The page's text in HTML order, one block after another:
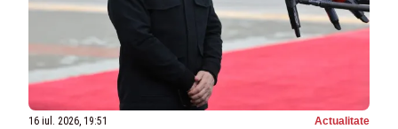
16 iul. 2026, 19:51 Actualitate